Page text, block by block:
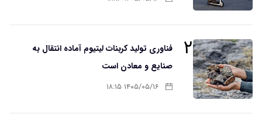
۲
فناوری تولید کربنات لیتیوم آماده انتقال به
صنایع و معادن است
۱۴۰۵/۰۵/۱۶ ۱۸:۱۵